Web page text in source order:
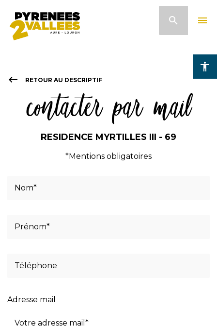
contenu
accessibility
search menu
keyboard_backspace RETOUR AU DESCRIPTIF
contacter par mail
RESIDENCE MYRTILLES III - 69
*Mentions obligatoires
Adresse mail